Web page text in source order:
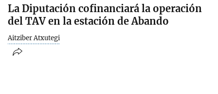
La Diputación cofinanciará la operación
del TAV en la estación de Abando
Aitziber Atxutegi